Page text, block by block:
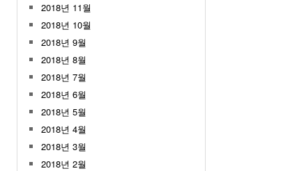
2018년 11월
2018년 10월
2018년 9월
2018년 8월
2018년 7월
2018년 6월
2018년 5월
2018년 4월
2018년 3월
2018년 2월